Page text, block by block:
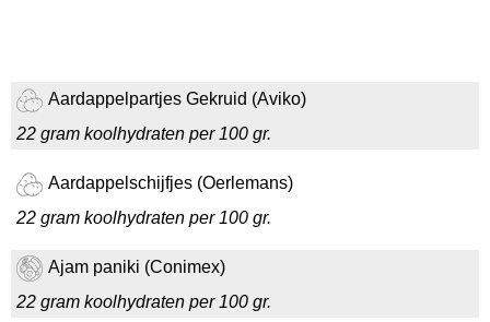
Aardappelpartjes Gekruid (Aviko)
22 gram koolhydraten per 100 gr.
Aardappelschijfjes (Oerlemans)
22 gram koolhydraten per 100 gr.
Ajam paniki (Conimex)
22 gram koolhydraten per 100 gr.